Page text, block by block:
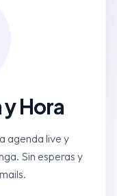
Hora
agenda live y
Sin esperas y